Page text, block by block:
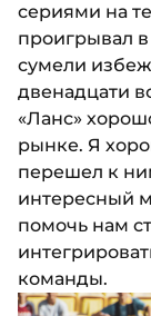
сериями на
проигрывал
сумели
двенадцати
«Ланс»
рынке. Я
перешел к
интересный
помочь нам
команды.